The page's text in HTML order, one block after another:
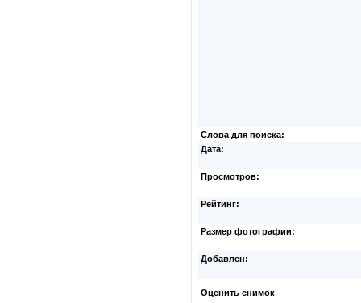
Слова для поиска:
Дата:
Просмотров:
Рейтинг:
Размер фотографии:
Добавлен:
Оценить снимок